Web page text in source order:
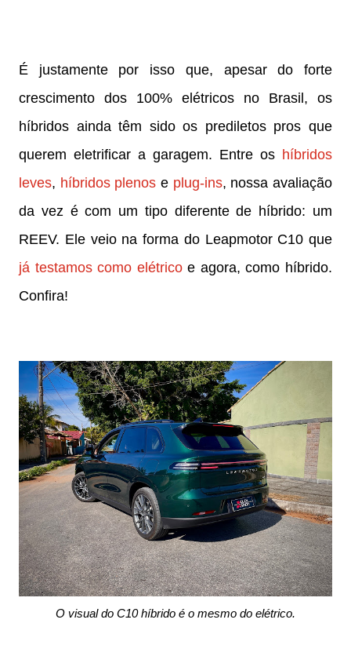
É justamente por isso que, apesar do forte
crescimento dos 100% elétricos no Brasil, os
híbridos ainda têm sido os prediletos pros que
querem eletrificar a garagem. Entre os híbridos
leves, híbridos plenos e plug-ins, nossa avaliação
da vez é com um tipo diferente de híbrido: um
REEV. Ele veio na forma do Leapmotor C10 que
já testamos como elétricoe agora, como híbrido.
Confira!
O visual do C10 híbrido é o mesmo do elétrico.